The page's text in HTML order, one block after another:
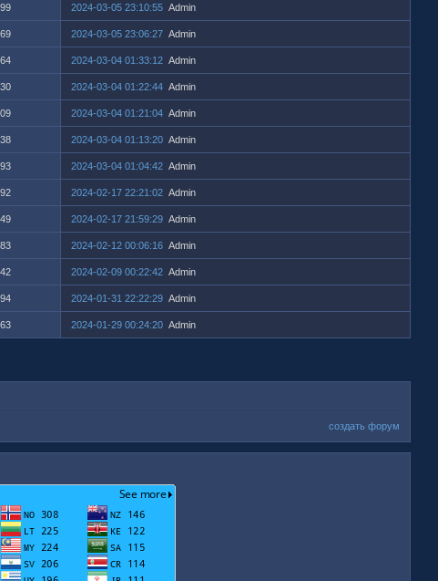
2024-03-05 23:10:55 Admin
2024-03-05 23:06:27 Admin
2024-03-04 01:33:12 Admin
2024-03-04 01:22:44 Admin
2024-03-04 01:21:04 Admin
2024-03-04 01:13:20 Admin
2024-03-04 01:04:42 Admin
2024-02-17 22:21:02 Admin
2024-02-17 21:59:29 Admin
2024-02-12 00:06:16 Admin
2024-02-09 00:22:42 Admin
2024-01-31 22:22:29 Admin
2024-01-29 00:24:20 Admin
создать форум